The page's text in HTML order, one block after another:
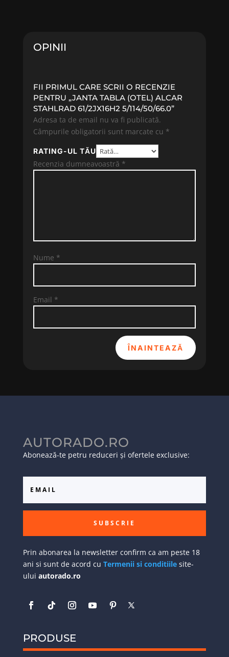
OPINII
FII PRIMUL CARE SCRII O RECENZIE
PENTRU „JANTA TABLA (OTEL) ALCAR
STAHLRAD 61/2JX16H2 5/114/50/66.0”
Adresa ta de email nu va fi publicată.
Câmpurile obligatorii sunt marcate cu *
RATING-UL TĂU
Recenzia dumneavoastră *
Nume *
Email *
ÎNAINTEAZĂ
AUTORADO.RO
Abonează-te petru reduceri și ofertele exclusive:
SUBSCRIE
Prin abonarea la newsletter confirm ca am peste 18
ani si sunt de acord cu Termenii si conditiilesite-
ului autorado.ro
PRODUSE